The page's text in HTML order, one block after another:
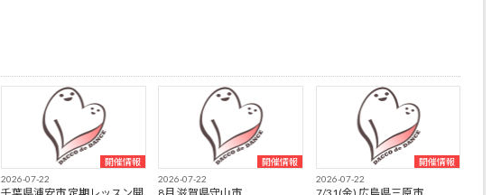
開催情報
2026-07-22
開催情報
2026-07-22
開催情報
2026-07-22